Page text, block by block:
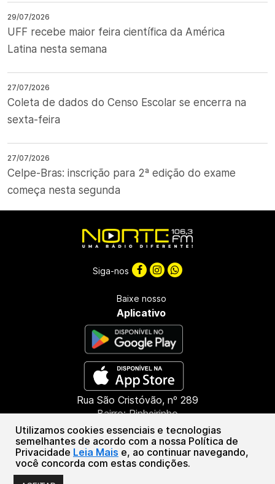
29/07/2026
UFF recebe maior feira científica da América
Latina nesta semana
27/07/2026
Coleta de dados do Censo Escolar se encerra na
sexta-feira
27/07/2026
Celpe-Bras: inscrição para 2ª edição do exame
começa nesta segunda
Utilizamos cookies essenciais e tecnologias
semelhantes de acordo com a nossa Política de
Privacidade Leia Mais e, ao continuar navegando,
você concorda com estas condições.
Rua São Cristóvão, nº 289
Bairro: Pinheirinho
CEP: 85603-660
Francisco Beltrão - PR
(46) 3151-1388
Siga-nos
Baixe nosso
Aplicativo